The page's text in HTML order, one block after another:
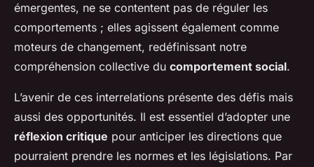
émergentes, ne se contentent pas de réguler les
comportements ; elles agissent également comme
moteurs de changement, redéfinissant notre
compréhension collective du comportement social.
L’avenir de ces interrelations présente des défis mais
aussi des opportunités. Il est essentiel d’adopter une
réflexion critique pour anticiper les directions que
pourraient prendre les normes et les législations. Par